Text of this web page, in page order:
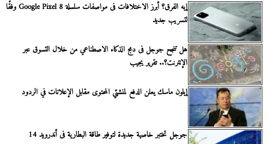
إيه الفرق؟ أبرز الاختلافات فى مواصفات سلسلة Google Pixel 8 وفقًا
لتسريب جديد
هل تنجح جوجل فى دمج الذكاء الاصطناعي من خلال التسوق عبر
الإنترنت؟.. تقرير يجيب
إيلون ماسك يعلن الدفع لمنشئي المحتوى مقابل الإعلانات في الردود
جوجل تختبر خاصية جديدة لتوفير طاقة البطارية فى أندرويد 14